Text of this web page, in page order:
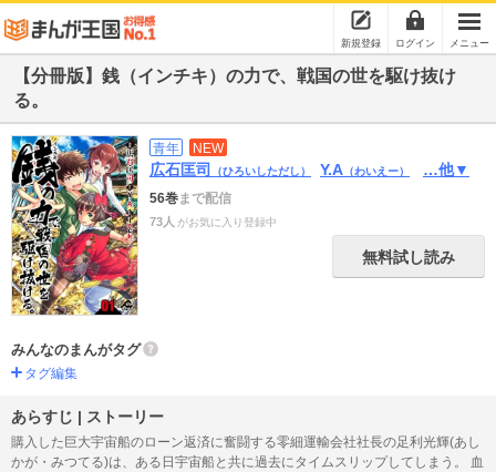
新規登録 ログイン メニュー
【分冊版】銭（インチキ）の力で、戦国の世を駆け抜け
る。
青年 NEW
広石匡司 （ひろいしただし） Y.A （わいえー） …他▼
56巻まで配信
73人 がお気に入り登録中
無料試し読み
みんなのまんがタグ
タグ編集
あらすじ | ストーリー
購入した巨大宇宙船のローン返済に奮闘する零細運輸会社社長の足利光輝(あし
かが・みつてる)は、ある日宇宙船と共に過去にタイムスリップしてしまう。 血